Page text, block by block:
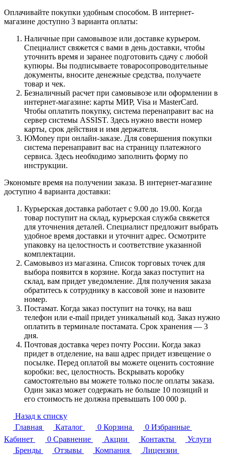
Оплачивайте покупки удобным способом. В интернет-
магазине доступно 3 варианта оплаты:
Наличные при самовывозе или доставке курьером.
Специалист свяжется с вами в день доставки, чтобы
уточнить время и заранее подготовить сдачу с любой
купюры. Вы подписываете товаросопроводительные
документы, вносите денежные средства, получаете
товар и чек.
Безналичный расчет при самовывозе или оформлении в
интернет-магазине: карты МИР, Visa и MasterCard.
Чтобы оплатить покупку, система перенаправит вас на
сервер системы ASSIST. Здесь нужно ввести номер
карты, срок действия и имя держателя.
ЮMoney при онлайн-заказе. Для совершения покупки
система перенаправит вас на страницу платежного
сервиса. Здесь необходимо заполнить форму по
инструкции.
Экономьте время на получении заказа. В интернет-магазине
доступно 4 варианта доставки:
Курьерская доставка работает с 9.00 до 19.00. Когда
товар поступит на склад, курьерская служба свяжется
для уточнения деталей. Специалист предложит выбрать
удобное время доставки и уточнит адрес. Осмотрите
упаковку на целостность и соответствие указанной
комплектации.
Самовывоз из магазина. Список торговых точек для
выбора появится в корзине. Когда заказ поступит на
склад, вам придет уведомление. Для получения заказа
обратитесь к сотруднику в кассовой зоне и назовите
номер.
Постамат. Когда заказ поступит на точку, на ваш
телефон или e-mail придет уникальный код. Заказ нужно
оплатить в терминале постамата. Срок хранения — 3
дня.
Почтовая доставка через почту России. Когда заказ
придет в отделение, на ваш адрес придет извещение о
посылке. Перед оплатой вы можете оценить состояние
коробки: вес, целостность. Вскрывать коробку
самостоятельно вы можете только после оплаты заказа.
Один заказ может содержать не больше 10 позиций и
его стоимость не должна превышать 100 000 р.
Назад к списку
Главная
Каталог 0 Корзина 0 Избранные
Кабинет
0 Сравнение Акции Контакты
Услуги
Бренды
Отзывы Компания
Лицензии